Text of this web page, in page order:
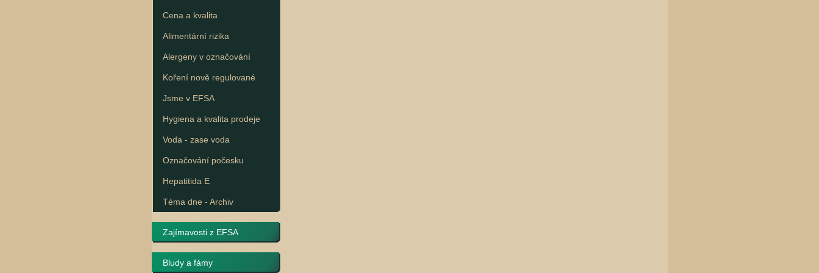
Cena a kvalita
Alimentární rizika
Alergeny v označování
Koření nově regulované
Jsme v EFSA
Hygiena a kvalita prodeje
Voda - zase voda
Označování počesku
Hepatitida E
Téma dne - Archiv
Zajímavosti z EFSA
Bludy a fámy